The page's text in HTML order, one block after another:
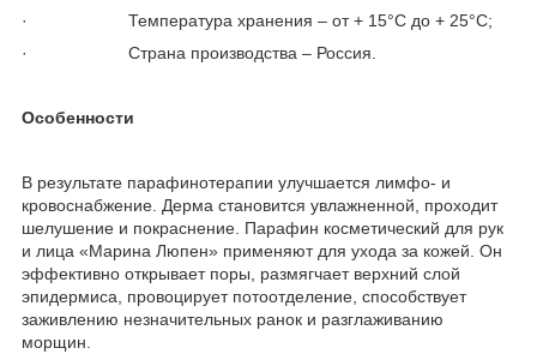
· Температура хранения – от + 15°С до + 25°С;
· Страна производства – Россия.
Особенности
В результате парафинотерапии улучшается лимфо- и
кровоснабжение. Дерма становится увлажненной, проходит
шелушение и покраснение. Парафин косметический для рук
и лица «Марина Люпен» применяют для ухода за кожей. Он
эффективно открывает поры, размягчает верхний слой
эпидермиса, провоцирует потоотделение, способствует
заживлению незначительных ранок и разглаживанию
морщин.